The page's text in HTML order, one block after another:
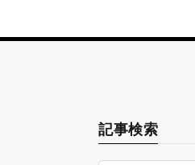
記事検索